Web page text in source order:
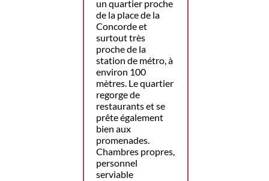
un quartier proche
de la place de la
Concorde et
surtout très
proche de la
station de métro, à
environ 100
mètres. Le quartier
regorge de
restaurants et se
prête également
bien aux
promenades.
Chambres propres,
personnel
serviable